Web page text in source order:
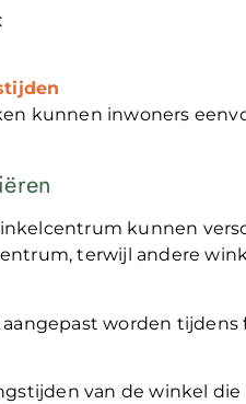
kunnen inwoners
kunnen
terwijl andere
worden
van de winkel